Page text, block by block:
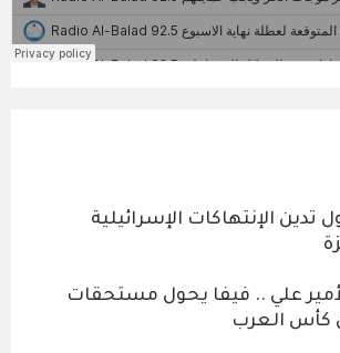
تدين الإنتهاكات الإسرائيلية
علي .. فيفا يحول مستحقات
كأس العرب